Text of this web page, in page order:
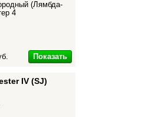
(Лямбда-
4
Показать
IV (SJ)